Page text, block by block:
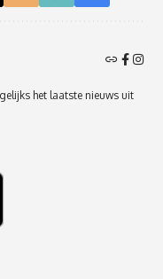
het laatste nieuws uit